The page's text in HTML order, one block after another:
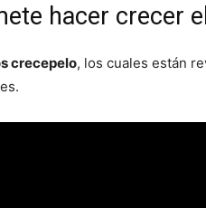
hacer crecer
crecepelo, los cuales están